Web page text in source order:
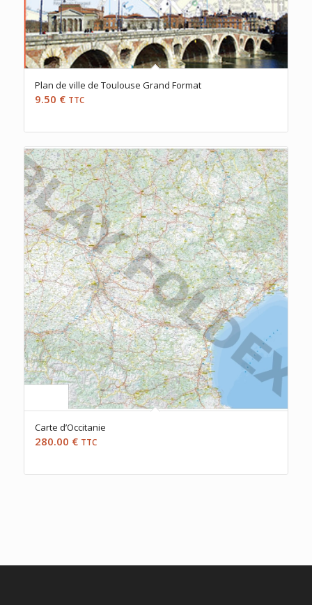
Plan de ville de Toulouse Grand Format
9.50 € TTC
Carte d’Occitanie
280.00 € TTC